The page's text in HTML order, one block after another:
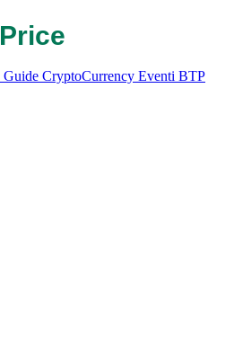
Guide CryptoCurrency Eventi BTP